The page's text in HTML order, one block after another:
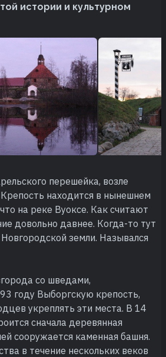
истории и культурном
перешейка, возле
находится в нынешнем
на реке Вуоксе. Как считают
довольно давнее. Когда-то тут
земли. Назывался
со шведами,
году Выборгскую крепость,
укреплять эти места. В 14
сначала деревянная
сооружается каменная башня.
в течение нескольких веков